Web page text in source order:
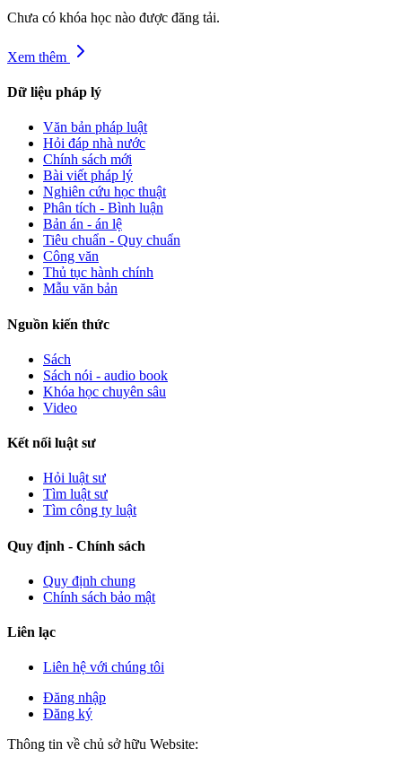
Chưa có khóa học nào được đăng tải.
Xem thêm
Dữ liệu pháp lý
Văn bản pháp luật
Hỏi đáp nhà nước
Chính sách mới
Bài viết pháp lý
Nghiên cứu học thuật
Phân tích - Bình luận
Bản án - án lệ
Tiêu chuẩn - Quy chuẩn
Công văn
Thủ tục hành chính
Mẫu văn bản
Nguồn kiến thức
Sách
Sách nói - audio book
Khóa học chuyên sâu
Video
Kết nối luật sư
Hỏi luật sư
Tìm luật sư
Tìm công ty luật
Quy định - Chính sách
Quy định chung
Chính sách bảo mật
Liên lạc
Liên hệ với chúng tôi
Đăng nhập
Đăng ký
Thông tin về chủ sở hữu Website: